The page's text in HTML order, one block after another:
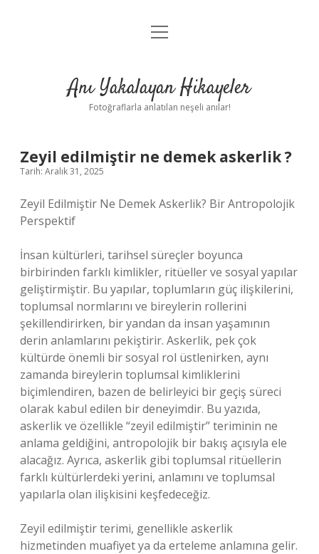
Anasayfa
Yasal Uyarı
menüyü
Anı Yakalayan Hikayeler
Fotoğraflarla anlatılan neşeli anılar!
Zeyil edilmiştir ne demek askerlik ?
Tarih: Aralık 31, 2025
Zeyil Edilmiştir Ne Demek Askerlik? Bir Antropolojik
Perspektif
İnsan kültürleri, tarihsel süreçler boyunca
birbirinden farklı kimlikler, ritüeller ve sosyal yapılar
geliştirmiştir. Bu yapılar, toplumların güç ilişkilerini,
toplumsal normlarını ve bireylerin rollerini
şekillendirirken, bir yandan da insan yaşamının
derin anlamlarını pekiştirir. Askerlik, pek çok
kültürde önemli bir sosyal rol üstlenirken, aynı
zamanda bireylerin toplumsal kimliklerini
biçimlendiren, bazen de belirleyici bir geçiş süreci
olarak kabul edilen bir deneyimdir. Bu yazıda,
askerlik ve özellikle “zeyil edilmiştir” teriminin ne
anlama geldiğini, antropolojik bir bakış açısıyla ele
alacağız. Ayrıca, askerlik gibi toplumsal ritüellerin
farklı kültürlerdeki yerini, anlamını ve toplumsal
yapılarla olan ilişkisini keşfedeceğiz.
Zeyil edilmiştir terimi, genellikle askerlik
hizmetinden muafiyet ya da erteleme anlamına gelir.